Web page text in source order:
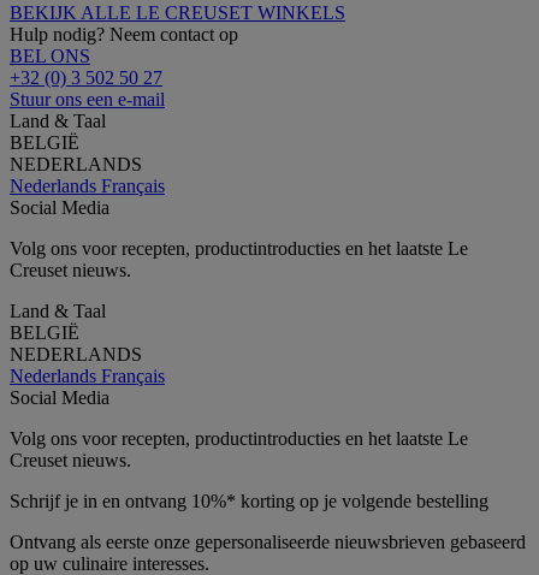
BEKIJK ALLE LE CREUSET WINKELS
Hulp nodig? Neem contact op
BEL ONS
+32 (0) 3 502 50 27
Stuur ons een e-mail
Land & Taal
BELGIË
NEDERLANDS
Nederlands Français
Social Media
Volg ons voor recepten, productintroducties en het laatste Le
Creuset nieuws.
Land & Taal
BELGIË
NEDERLANDS
Nederlands Français
Social Media
Volg ons voor recepten, productintroducties en het laatste Le
Creuset nieuws.
Schrijf je in en ontvang 10%* korting op je volgende bestelling
Ontvang als eerste onze gepersonaliseerde nieuwsbrieven gebaseerd
op uw culinaire interesses.